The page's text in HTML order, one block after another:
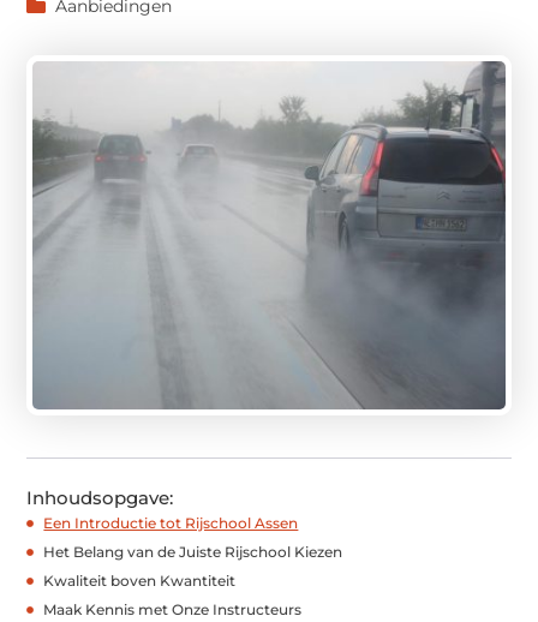
Aanbiedingen
Inhoudsopgave:
Een Introductie tot Rijschool Assen
Het Belang van de Juiste Rijschool Kiezen
Kwaliteit boven Kwantiteit
Maak Kennis met Onze Instructeurs